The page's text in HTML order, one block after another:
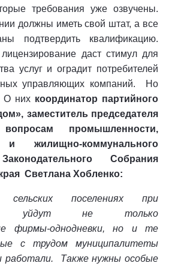
требования уже озвучены.
должны иметь свой штат, а все
подтвердить квалификацию.
даст стимул для
услуг и оградит потребителей
управляющих компаний. Но
О них координатор партийного
заместитель председателя
промышленности,
и жилищно-коммунального
Собрания
Светлана Хобленко:
поселениях при
уйдут не только
фирмы-однодневки, но и те
с трудом муниципалитеты
работали. Также нужны особые